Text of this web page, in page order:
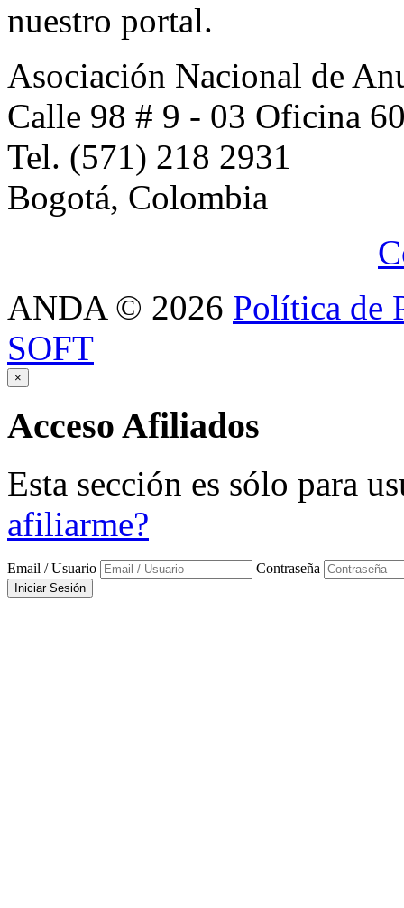
nuestro portal.
Asociación Nacional de
Calle 98 # 9 - 03 Oficina
Tel. (571) 218 2931
Bogotá, Colombia
ANDA © 2026 Política de
SOFT
×
Acceso Afiliados
Esta sección es sólo para
afiliarme?
Email / Usuario Contraseña
Iniciar Sesión